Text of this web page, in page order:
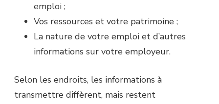
emploi ;
Vos ressources et votre patrimoine ;
La nature de votre emploi et d’autres
informations sur votre employeur.
Selon les endroits, les informations à
transmettre diffèrent, mais restent